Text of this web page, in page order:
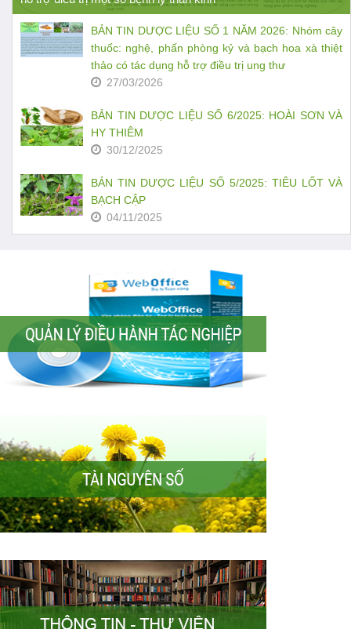
BẢN TIN DƯỢC LIỆU SỐ 1 NĂM 2026: Nhóm cây
thuốc: nghệ, phấn phòng kỷ và bạch hoa xà thiệt
thảo có tác dụng hỗ trợ điều trị ung thư
27/03/2026
BẢN TIN DƯỢC LIỆU SỐ 6/2025: HOÀI SƠN VÀ
HY THIÊM
30/12/2025
BẢN TIN DƯỢC LIỆU SỐ 5/2025: TIÊU LỐT VÀ
BẠCH CẬP
04/11/2025